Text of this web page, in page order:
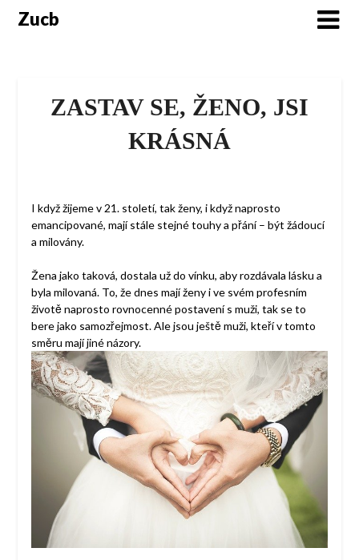
SkipZucb
ZASTAV SE, ŽENO, JSI
KRÁSNÁ
I když žijeme v 21. století, tak ženy, i když naprosto
emancipované, mají stále stejné touhy a přání – být žádoucí
a milovány.
Žena jako taková, dostala už do vínku, aby rozdávala lásku a
byla milovaná. To, že dnes mají ženy i ve svém profesním
životě naprosto rovnocenné postavení s muži, tak se to
bere jako samozřejmost. Ale jsou ještě muži, kteří v tomto
směru mají jiné názory.